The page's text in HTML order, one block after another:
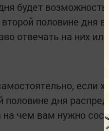
будет
половине дня
отвечать на них или
если
половине дня
чем вам нужно